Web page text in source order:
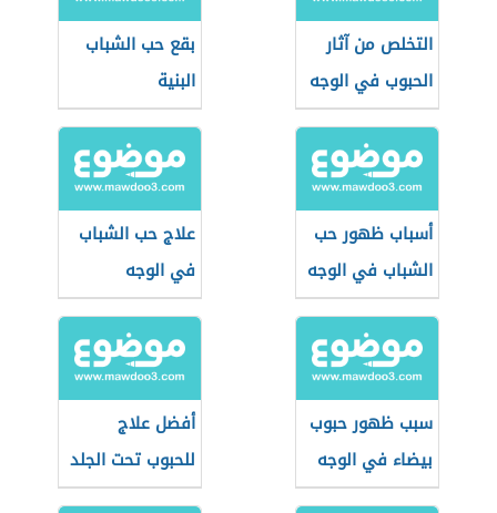
التخلص من آثار
الحبوب في الوجه
بقع حب الشباب
البنية
أسباب ظهور حب
الشباب في الوجه
علاج حب الشباب
في الوجه
سبب ظهور حبوب
بيضاء في الوجه
أفضل علاج
للحبوب تحت الجلد